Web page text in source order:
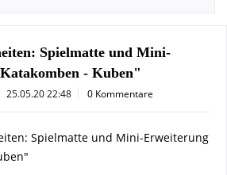
Spielmatte und Mini-
- Kuben"
25.05.20 22:48 0 Kommentare